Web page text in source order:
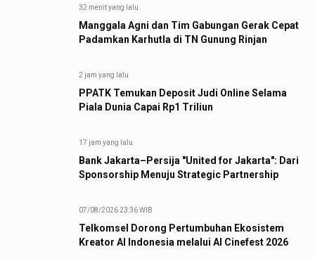
32 menit yang lalu
Manggala Agni dan Tim Gabungan Gerak Cepat
Padamkan Karhutla di TN Gunung Rinjan
2 jam yang lalu
PPATK Temukan Deposit Judi Online Selama
Piala Dunia Capai Rp1 Triliun
17 jam yang lalu
Bank Jakarta–Persija "United for Jakarta": Dari
Sponsorship Menuju Strategic Partnership
07/08/2026 23:36 WIB
Telkomsel Dorong Pertumbuhan Ekosistem
Kreator AI Indonesia melalui AI Cinefest 2026